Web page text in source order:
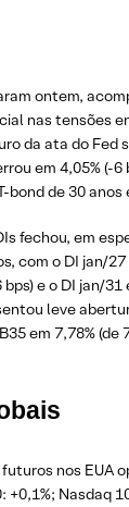
ontem,
nas tensões
da ata do Fed
em 4,05% (-6
bond de 30 anos
fechou, em
com o DI jan/27
e o DI jan/31
leve
em 7,78% (de
nos EUA
+0,1%; Nasdaq